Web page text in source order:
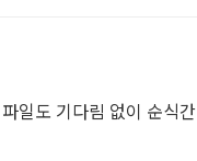
일도 기다림 없이 순식간